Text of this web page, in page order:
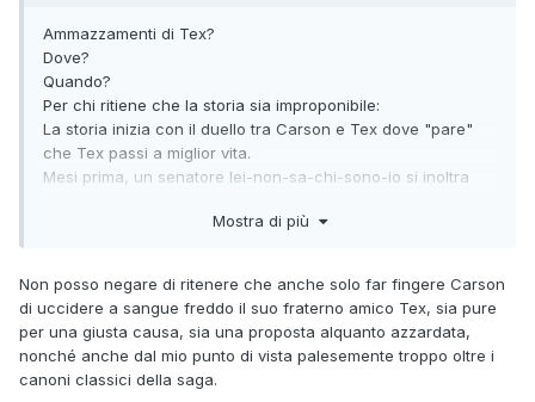
Ammazzamenti di Tex?
Dove?
Quando?
Per chi ritiene che la storia sia improponibile:
La storia inizia con il duello tra Carson e Tex dove "pare"
che Tex passi a miglior vita.
Mesi prima, un senatore lei-non-sa-chi-sono-io si inoltra
Tex escogita uno stratagemma per evitare gli inevitabili guai
per l'ammazzamento di un senatore degli Stati Uniti.
Il fratello del senatore, assetato di vendetta, crea delle false
prove per condannare Tex che viene così condannato a
morte.
Mostra di più
Non posso negare di ritenere che anche solo far fingere Carson
di uccidere a sangue freddo il suo fraterno amico Tex, sia pure
per una giusta causa, sia una proposta alquanto azzardata,
nonché anche dal mio punto di vista palesemente troppo oltre i
canoni classici della saga.